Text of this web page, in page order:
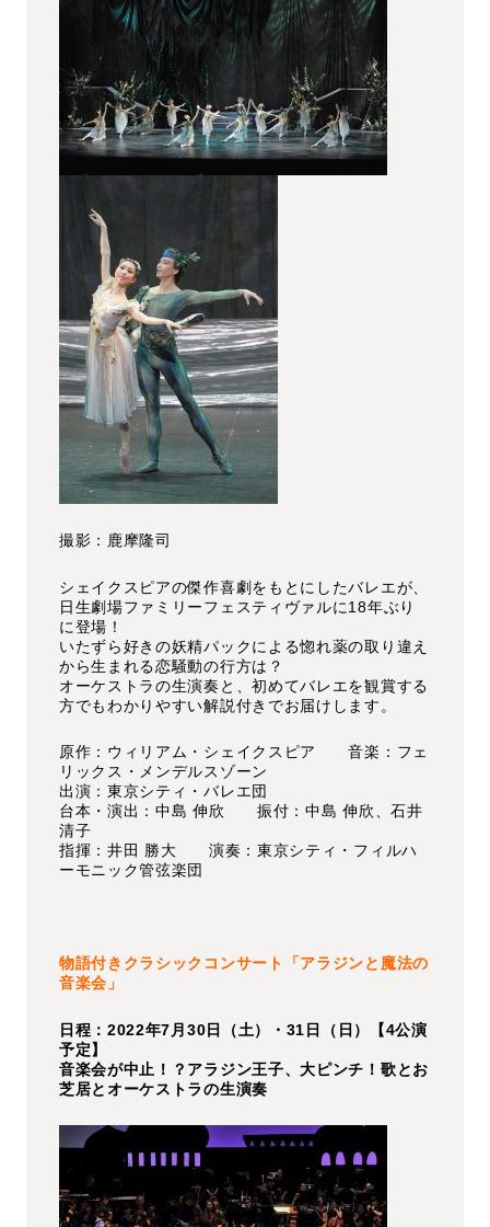
撮影：鹿摩隆司
シェイクスピアの傑作喜劇をもとにしたバレエが、
日生劇場ファミリーフェスティヴァルに18年ぶり
に登場！
いたずら好きの妖精パックによる惚れ薬の取り違え
から生まれる恋騒動の行方は？
オーケストラの生演奏と、初めてバレエを観賞する
方でもわかりやすい解説付きでお届けします。
原作：ウィリアム・シェイクスピア 音楽：フェ
リックス・メンデルスゾーン
出演：東京シティ・バレエ団
台本・演出：中島 伸欣 振付：中島 伸欣、石井
清子
指揮：井田 勝大 演奏：東京シティ・フィルハ
ーモニック管弦楽団
物語付きクラシックコンサート「アラジンと魔法の
音楽会」
日程：2022年7月30日（土）・31日（日）【4公演
予定】
音楽会が中止！？アラジン王子、大ピンチ！歌とお
芝居とオーケストラの生演奏